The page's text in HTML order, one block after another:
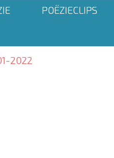
POËZIECLIPS
2022